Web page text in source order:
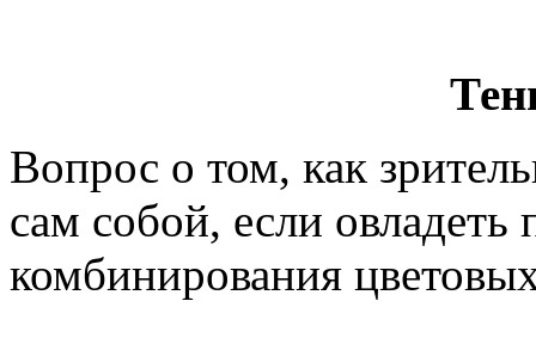
Вопрос о том, как
сам собой, если
комбинирования